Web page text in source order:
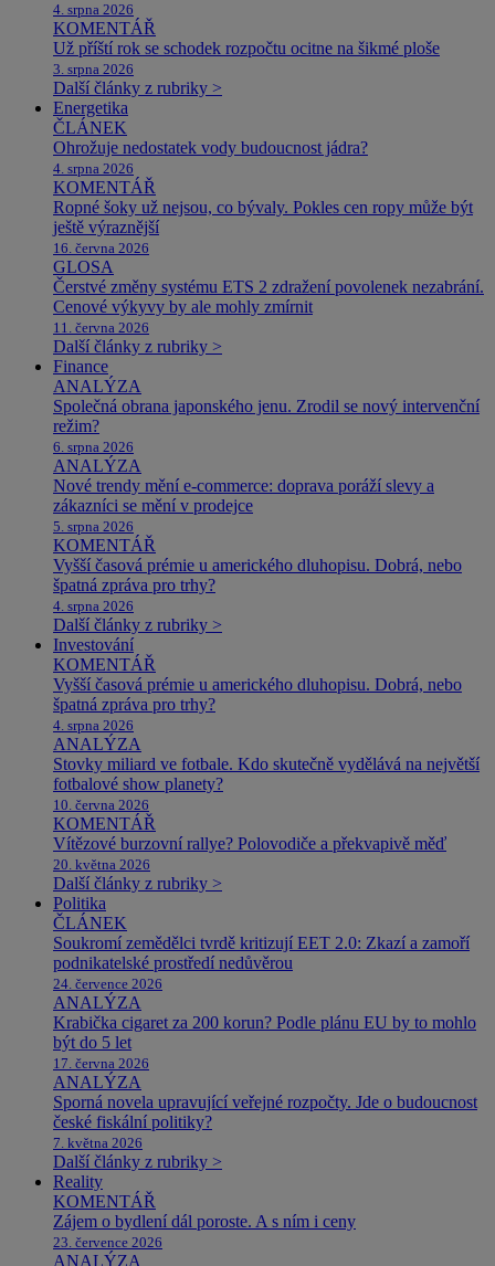
4. srpna 2026
KOMENTÁŘ
Už příští rok se schodek rozpočtu ocitne na šikmé ploše
3. srpna 2026
Další články z rubriky >
Energetika
ČLÁNEK
Ohrožuje nedostatek vody budoucnost jádra?
4. srpna 2026
KOMENTÁŘ
Ropné šoky už nejsou, co bývaly. Pokles cen ropy může být
ještě výraznější
16. června 2026
GLOSA
Čerstvé změny systému ETS 2 zdražení povolenek nezabrání.
Cenové výkyvy by ale mohly zmírnit
11. června 2026
Další články z rubriky >
Finance
ANALÝZA
Společná obrana japonského jenu. Zrodil se nový intervenční
režim?
6. srpna 2026
ANALÝZA
Nové trendy mění e-commerce: doprava poráží slevy a
zákazníci se mění v prodejce
5. srpna 2026
KOMENTÁŘ
Vyšší časová prémie u amerického dluhopisu. Dobrá, nebo
špatná zpráva pro trhy?
4. srpna 2026
Další články z rubriky >
Investování
KOMENTÁŘ
Vyšší časová prémie u amerického dluhopisu. Dobrá, nebo
špatná zpráva pro trhy?
4. srpna 2026
ANALÝZA
Stovky miliard ve fotbale. Kdo skutečně vydělává na největší
fotbalové show planety?
10. června 2026
KOMENTÁŘ
Vítězové burzovní rallye? Polovodiče a překvapivě měď
20. května 2026
Další články z rubriky >
Politika
ČLÁNEK
Soukromí zemědělci tvrdě kritizují EET 2.0: Zkazí a zamoří
podnikatelské prostředí nedůvěrou
24. července 2026
ANALÝZA
Krabička cigaret za 200 korun? Podle plánu EU by to mohlo
být do 5 let
17. června 2026
ANALÝZA
Sporná novela upravující veřejné rozpočty. Jde o budoucnost
české fiskální politiky?
7. května 2026
Další články z rubriky >
Reality
KOMENTÁŘ
Zájem o bydlení dál poroste. A s ním i ceny
23. července 2026
ANALÝZA